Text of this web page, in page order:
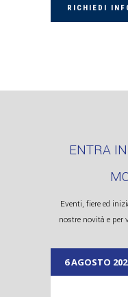
RICHIEDI
ENTRA
Eventi, fiere ed
nostre novità e per
6 AGOSTO